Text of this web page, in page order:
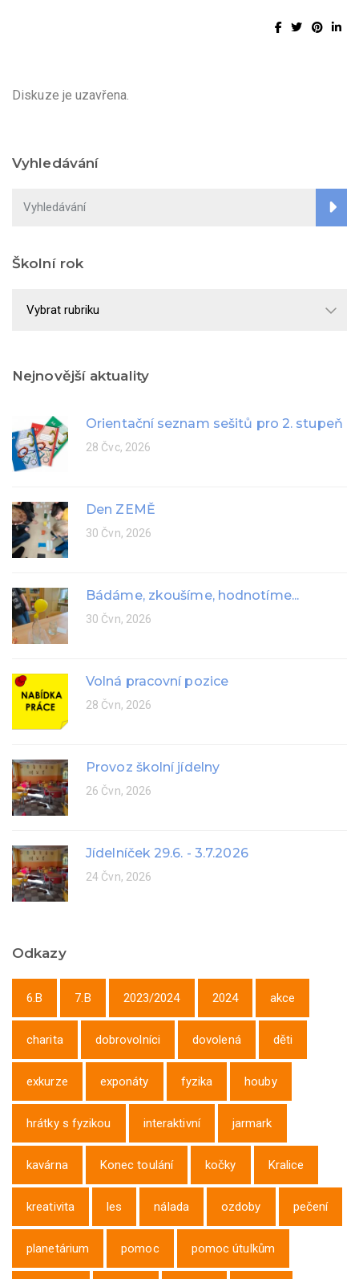
Diskuze je uzavřena.
Vyhledávání
Školní rok
rok
Nejnovější aktuality
Orientační seznam sešitů pro 2. stupeň
28 Čvc, 2026
Den ZEMĚ
30 Čvn, 2026
Bádáme, zkoušíme, hodnotíme...
30 Čvn, 2026
Volná pracovní pozice
28 Čvn, 2026
Provoz školní jídelny
26 Čvn, 2026
Jídelníček 29.6. - 3.7.2026
24 Čvn, 2026
Odkazy
6.B 7.B 2023/2024 2024 akce
charita dobrovolníci dovolená děti
exkurze exponáty fyzika houby
hrátky s fyzikou interaktivní jarmark
kavárna Konec toulání kočky Kralice
kreativita les nálada ozdoby pečení
planetárium pomoc pomoc útulkům